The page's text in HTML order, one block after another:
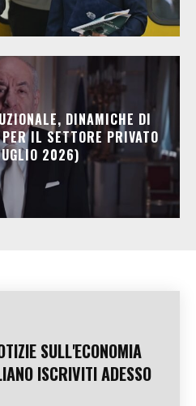
DINAMICHE DI
IL SETTORE PRIVATO
2026)
SULL'ECONOMIA
ISCRIVITI ADESSO